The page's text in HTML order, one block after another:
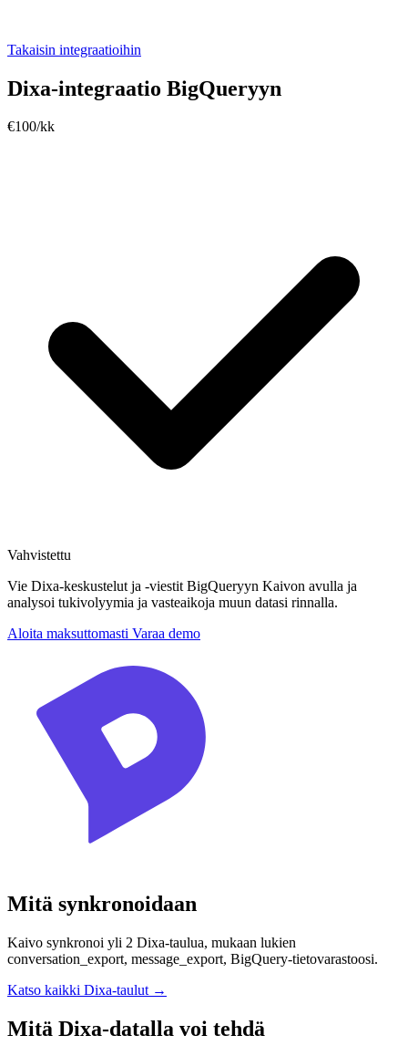
Takaisin integraatioihin
Dixa-integraatio BigQueryyn
€100/kk
Vahvistettu
Vie Dixa-keskustelut ja -viestit BigQueryyn Kaivon avulla ja
analysoi tukivolyymia ja vasteaikoja muun datasi rinnalla.
Aloita maksuttomasti Varaa demo
Mitä synkronoidaan
Kaivo synkronoi yli 2 Dixa-taulua, mukaan lukien
conversation_export, message_export, BigQuery-tietovarastoosi.
Katso kaikki Dixa-taulut →
Mitä Dixa-datalla voi tehdä